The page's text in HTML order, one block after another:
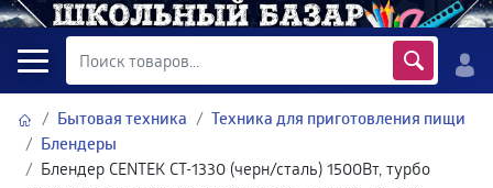
Бытовая техника
Техника для приготовления пищи
Блендеры
Блендер CENTEK CT-1330 (черн/сталь) 1500Вт, турбо